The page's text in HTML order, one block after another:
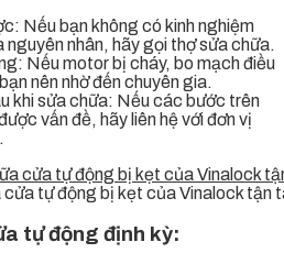
Nếu bạn không có kinh nghiệm
nguyên nhân, hãy gọi thợ sửa chữa.
Nếu motor bị cháy, bo mạch điều
nên nhờ đến chuyên gia.
khi sửa chữa: Nếu các bước trên
vấn đề, hãy liên hệ với đơn vị
tự động bị kẹt của Vinalock tận
tự động định kỳ: